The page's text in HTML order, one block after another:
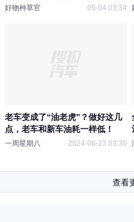
好物种草官 05-04 03:34
老车变成了“油老虎”？做好这几
点，老车和新车油耗一样低！
一周星期八 2024-06-23 03:30
查看